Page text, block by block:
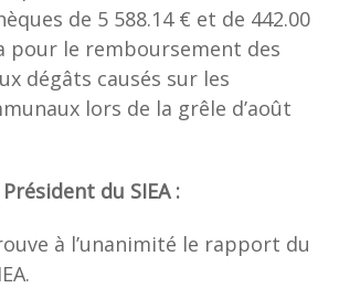
de 5 588.14 € et de 442.00
pour le remboursement des
dégâts causés sur les
lors de la grêle d’août
du SIEA :
à l’unanimité le rapport du